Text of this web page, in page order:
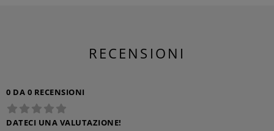
RECENSIONI
0 DA 0 RECENSIONI
DATECI UNA VALUTAZIONE!